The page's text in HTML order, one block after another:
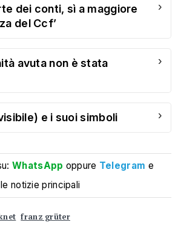
dei conti, sì a maggiore
del Ccf’
›
avuta non è stata
›
e i suoi simboli ›
WhatsApp oppure Telegram e
notizie principali
franz grüter